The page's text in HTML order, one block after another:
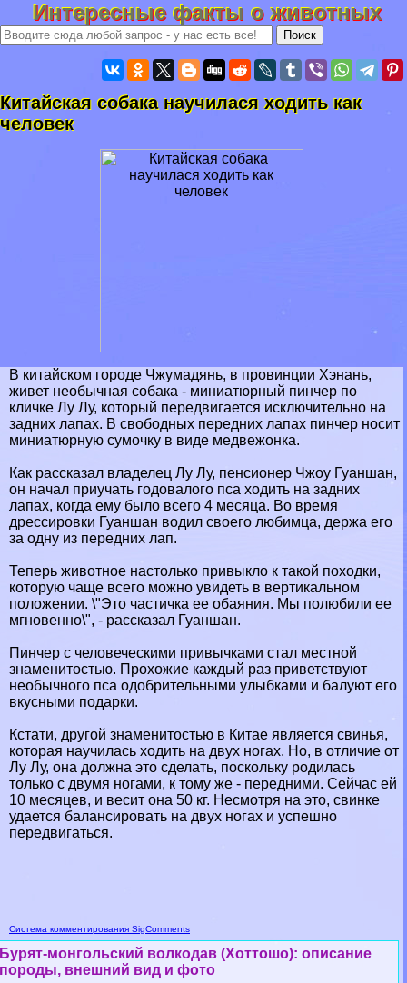
Интересные факты о животных
Китайская собака научилася ходить как
человек
В китайском городе Чжумадянь, в провинции Хэнань,
живет необычная собака - миниатюрный пинчер по
кличке Лу Лу, который передвигается исключительно на
задних лапах. В свободных передних лапах пинчер носит
миниатюрную сумочку в виде медвежонка.
Как рассказал владелец Лу Лу, пенсионер Чжоу Гуаншан,
он начал приучать годовалого пса ходить на задних
лапах, когда ему было всего 4 месяца. Во время
дрессировки Гуаншан водил своего любимца, держа его
за одну из передних лап.
Теперь животное настолько привыкло к такой походки,
которую чаще всего можно увидеть в вертикальном
положении. \"Это частичка ее обаяния. Мы полюбили ее
мгновенно\", - рассказал Гуаншан.
Пинчер с человеческими привычками стал местной
знаменитостью. Прохожие каждый раз приветствуют
необычного пса одобрительными улыбками и балуют его
вкусными подарки.
Кстати, другой знаменитостью в Китае является свинья,
которая научилась ходить на двух ногах. Но, в отличие от
Лу Лу, она должна это сделать, поскольку родилась
только с двумя ногами, к тому же - передними. Сейчас ей
10 месяцев, и весит она 50 кг. Несмотря на это, свинке
удается балансировать на двух ногах и успешно
передвигаться.
Система комментирования SigComments
Бурят-монгольский волкодав (Хоттошо): описание
породы, внешний вид и фото